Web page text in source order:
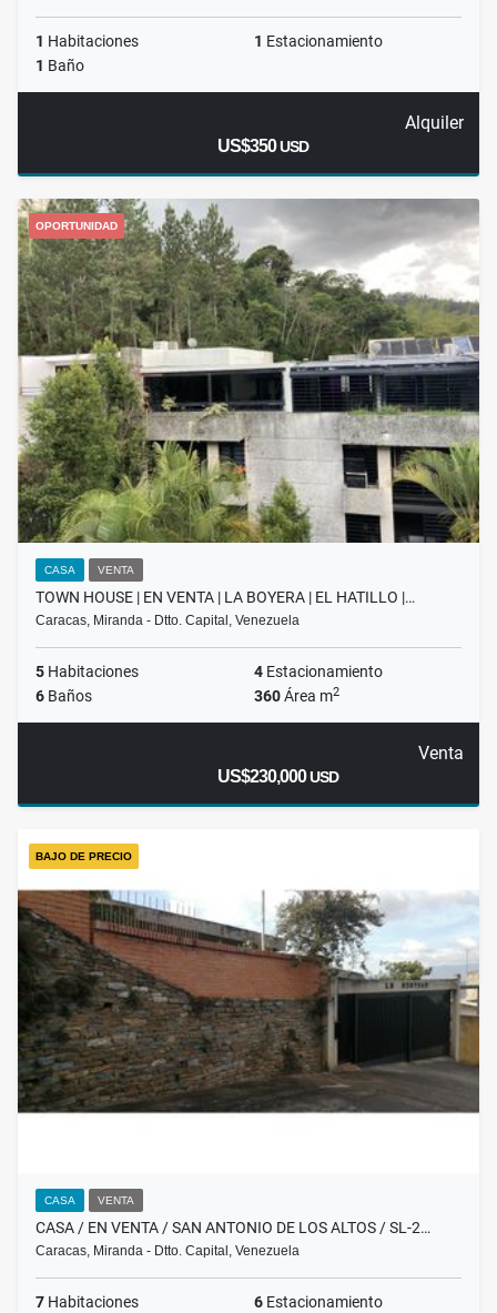
1 Habitaciones 1 Estacionamiento
1 Baño
Alquiler
US$350USD
OPORTUNIDAD
CASA VENTA
TOWN HOUSE | EN VENTA | LA BOYERA | EL HATILLO |…
Caracas, Miranda - Dtto. Capital, Venezuela
5 Habitaciones 4 Estacionamiento
6 Baños 360Área m2
Venta
US$230,000USD
BAJO DE PRECIO
CASA VENTA
CASA / EN VENTA / SAN ANTONIO DE LOS ALTOS / SL-2…
Caracas, Miranda - Dtto. Capital, Venezuela
7 Habitaciones 6 Estacionamiento